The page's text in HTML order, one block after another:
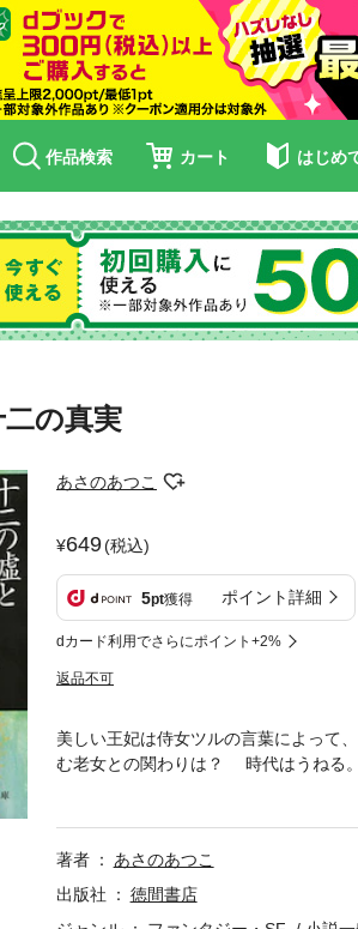
作品検索 カート はじめ
の真実
あさのあつこ
649(税込)
5pt獲得 ポイント詳細
dカード利用でさらにポイント+2%
返品不可
美しい王妃は侍女ツルの言葉によって
む老女との関わりは？ 時代はうねる
にとり憑かれるような心を持った人
著者
あさのあつこ
出版社
徳間書店